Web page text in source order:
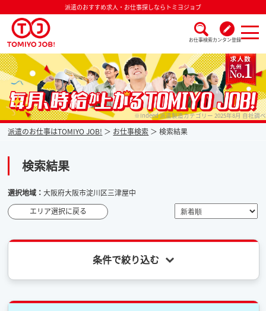
派遣のおすすめ求人・お仕事探しならトミヨジョブ
お仕事検索カンタン登録
派遣なら毎月時給が上がるトミヨジョブ ※Indeed 派遣製造カテゴリー 2025年8月 自社調べ
派遣のお仕事はTOMIYO JOB! お仕事検索 検索結果
検索結果
選択地域：大阪府大阪市淀川区三津屋中
エリア選択に戻る
条件で絞り込む